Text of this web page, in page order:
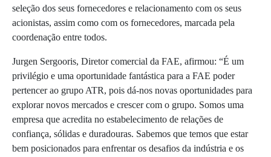
seleção dos seus fornecedores e relacionamento com os seus
acionistas, assim como com os fornecedores, marcada pela
coordenação entre todos.
Jurgen Sergooris, Diretor comercial da FAE, afirmou: “É um
privilégio e uma oportunidade fantástica para a FAE poder
pertencer ao grupo ATR, pois dá-nos novas oportunidades para
explorar novos mercados e crescer com o grupo. Somos uma
empresa que acredita no estabelecimento de relações de
confiança, sólidas e duradouras. Sabemos que temos que estar
bem posicionados para enfrentar os desafios da indústria e os